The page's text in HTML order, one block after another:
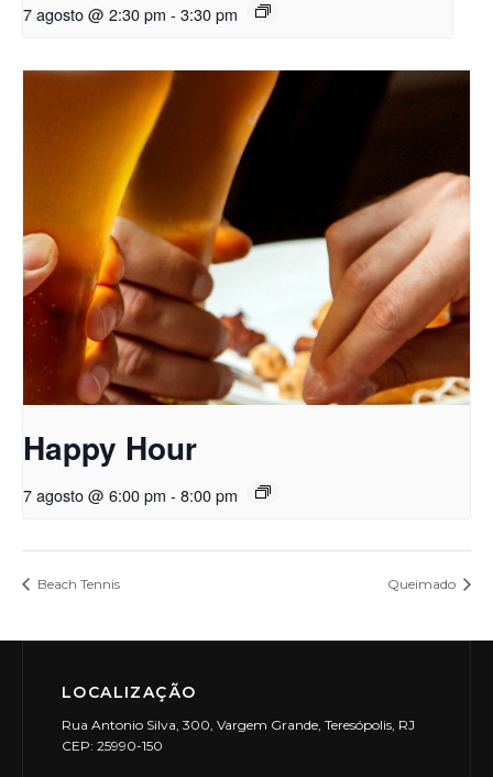
7 agosto @ 2:30 pm - 3:30 pm
Happy Hour
7 agosto @ 6:00 pm - 8:00 pm
Beach Tennis Queimado
LOCALIZAÇÃO
Rua Antonio Silva, 300, Vargem Grande, Teresópolis, RJ
CEP: 25990-150